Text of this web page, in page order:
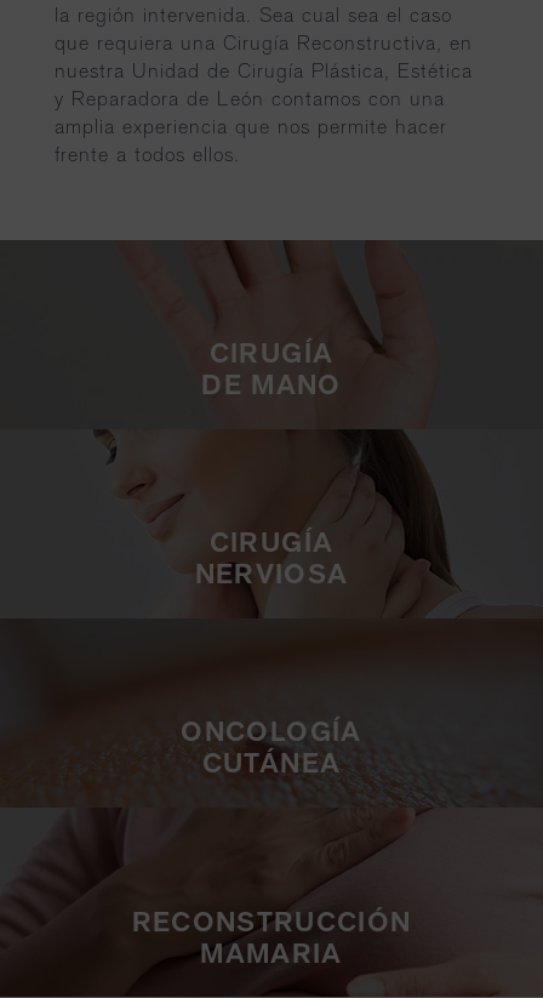
la región intervenida. Sea cual sea el caso
que requiera una Cirugía Reconstructiva, en
nuestra Unidad de Cirugía Plástica, Estética
y Reparadora de León contamos con una
amplia experiencia que nos permite hacer
frente a todos ellos.
CIRUGÍA
DE MANO
CIRUGÍA
NERVIOSA
ONCOLOGÍA
CUTÁNEA
RECONSTRUCCIÓN
MAMARIA